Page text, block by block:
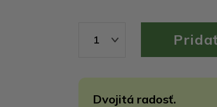
1
Dvojitá radosť.